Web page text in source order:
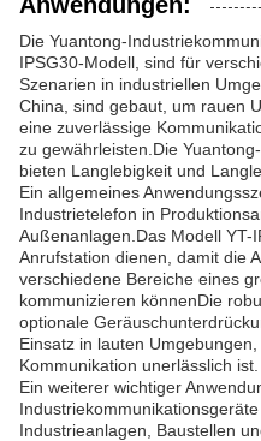
Die Yuantong-
IPSG30-Modell, sind für
Szenarien in industriellen
China, sind gebaut, um rauen
eine zuverlässige
zu gewährleisten.Die
bieten Langlebigkeit und
Ein allgemeines
Industrietelefon in
Außenanlagen.Das Modell YT-
Anrufstation dienen, damit die
verschiedene Bereiche eines
kommunizieren könnenDie
optionale
Einsatz in lauten
Kommunikation unerlässlich ist.
Ein weiterer wichtiger
Industrieanlagen, Baustellen